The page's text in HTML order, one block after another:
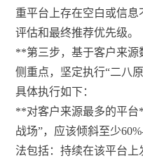
重平台上存在空白或信
评估和最终推荐优先级。
**第三步，基于客户来源
侧重点，坚定执行“二八
具体执行如下：
**对客户来源最多的平
战场”，应该倾斜至少
法包括：持续在该平台